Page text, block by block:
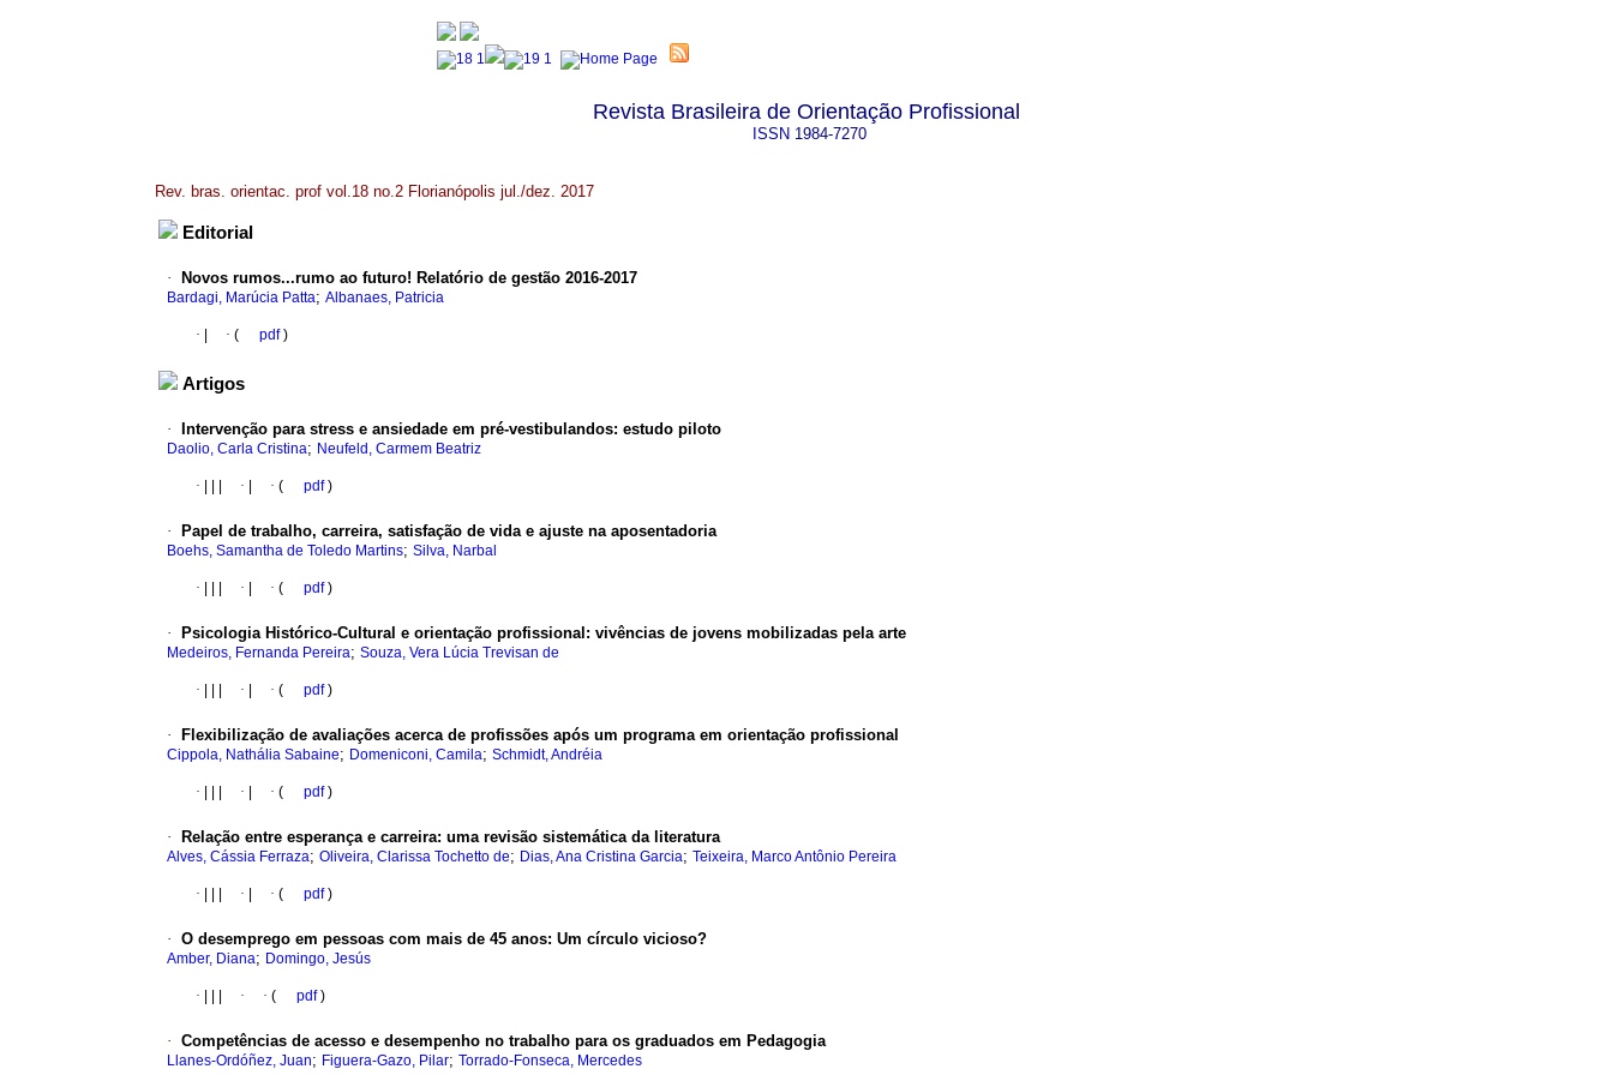
Revista Brasileira de Orientação Profissional
ISSN 1984-7270
Rev. bras. orientac. prof vol.18 no.2 Florianópolis jul./dez. 2017
Editorial
· Novos rumos...rumo ao futuro! Relatório de gestão 2016-2017
Bardagi, Marúcia Patta; Albanaes, Patricia
· · ( pdf)
Artigos
· Intervenção para stress e ansiedade em pré-vestibulandos: estudo piloto
Daolio, Carla Cristina; Neufeld, Carmem Beatriz
· · · ( pdf)
· Papel de trabalho, carreira, satisfação de vida e ajuste na aposentadoria
Boehs, Samantha de Toledo Martins; Silva, Narbal
· · · ( pdf)
· Psicologia Histórico-Cultural e orientação profissional : vivências de jovens mobilizadas pela arte
Medeiros, Fernanda Pereira; Souza, Vera Lúcia Trevisan de
· · · ( pdf)
· Flexibilização de avaliações acerca de profissões após um programa em orientação profissional
Cippola, Nathália Sabaine; Domeniconi, Camila; Schmidt, Andréia
· · · ( pdf)
· Relação entre esperança e carreira: uma revisão sistemática da literatura
Alves, Cássia Ferraza; Oliveira, Clarissa Tochetto de; Dias, Ana Cristina Garcia; Teixeira, Marco Antônio Pereira
· · · ( pdf)
· O desemprego em pessoas com mais de 45 anos: Um círculo vicioso?
Amber, Diana; Domingo, Jesús
· · · ( pdf)
· Competências de acesso e desempenho no trabalho para os graduados em Pedagogia
Llanes-Ordóñez, Juan; Figuera-Gazo, Pilar; Torrado-Fonseca, Mercedes